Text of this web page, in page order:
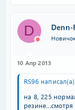
D Denn-
10 Апр 2013
RS96 написал(а):
на 8, 225
резине...смотря